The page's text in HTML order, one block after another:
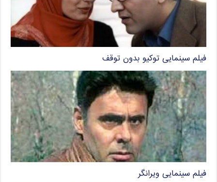
فیلم سینمایی توکیو بدون توقف
فیلم سینمایی ویرانگر